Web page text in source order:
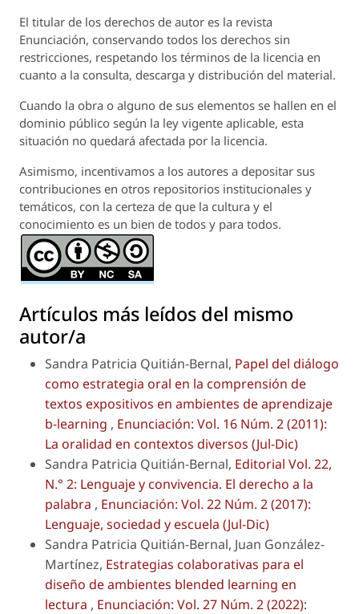
El titular de los derechos de autor es la revista
Enunciación, conservando todos los derechos sin
restricciones, respetando los términos de la licencia en
cuanto a la consulta, descarga y distribución del material.
Cuando la obra o alguno de sus elementos se hallen en el
dominio público según la ley vigente aplicable, esta
situación no quedará afectada por la licencia.
Asimismo, incentivamos a los autores a depositar sus
contribuciones en otros repositorios institucionales y
temáticos, con la certeza de que la cultura y el
conocimiento es un bien de todos y para todos.
Artículos más leídos del mismo
autor/a
Sandra Patricia Quitián-Bernal, Papel del diálogo
como estrategia oral en la comprensión de
textos expositivos en ambientes de aprendizaje
b-learning , Enunciación: Vol. 16 Núm. 2 (2011):
La oralidad en contextos diversos (Jul-Dic)
Sandra Patricia Quitián-Bernal, Editorial Vol. 22,
N.° 2: Lenguaje y convivencia. El derecho a la
palabra , Enunciación: Vol. 22 Núm. 2 (2017):
Lenguaje, sociedad y escuela (Jul-Dic)
Sandra Patricia Quitián-Bernal, Juan González-
Martínez, Estrategias colaborativas para el
diseño de ambientes blended learning en
lectura , Enunciación: Vol. 27 Núm. 2 (2022):